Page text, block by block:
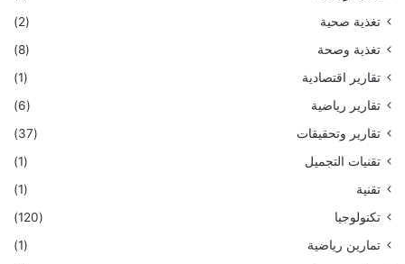
تغذية صحية
(2)
تغذية وصحة
(8)
تقارير اقتصادية
(1)
تقارير رياضية
(6)
تقارير وتحقيقات
(37)
تقنيات التجميل
(1)
تقنية
(1)
تكنولوجيا
(120)
تمارين رياضية
(1)